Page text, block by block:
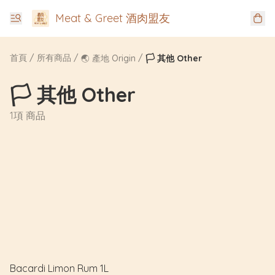
Meat & Greet 酒肉盟友
首頁 / 所有商品 / 🌏 產地 Origin / 🏳️ 其他 Other
🏳️ 其他 Other
1項 商品
Bacardi Limon Rum 1L